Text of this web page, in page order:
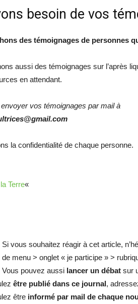
besoin de vos
des témoignages de personnes
aussi des témoignages sur l’après
en attendant.
vos témoignages par mail à
la confidentialité de chaque personne.
Terre«
Si vous souhaitez réagir à cet article,
de menu > onglet « je participe » >
Vous pouvez aussi lancer un débat sur
être publié dans ce journal,
être informé par mail de chaque